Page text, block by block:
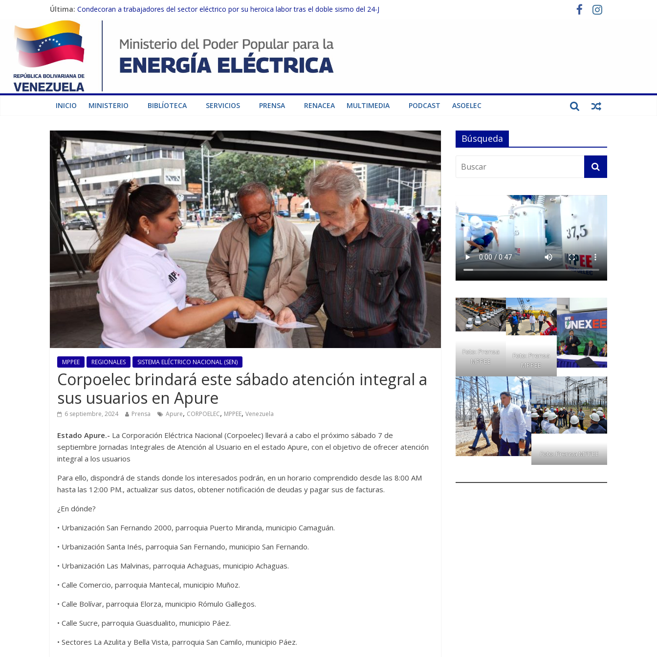
Última: Condecoran a trabajadores del sector eléctrico por su heroica labor tras el doble sismo del 24-J
Gobierno Nacional coordina acciones con el sector privado para fortalecer el SEN ante el «Súper Niño»
Inspeccionan trabajos de rehabilitación en instalaciones del SEN en Carabobo
Gobierno Nacional activa plan preventivo para fortalecer el SEN ante el fenómeno de El Niño
Termocarabobo recupera el 50% de su capacidad de generación para fortalecer el SEN
INICIO MINISTERIO BIBLÍOTECA SERVICIOS PRENSA RENACEA MULTIMEDIA PODCAST ASOELEC
MPPEE REGIONALES SISTEMA ELÉCTRICO NACIONAL (SEN)
Corpoelec brindará este sábado atención integral a
sus usuarios en Apure
6 septiembre, 2024 Prensa Apure, CORPOELEC, MPPEE, Venezuela
Estado Apure.- La Corporación Eléctrica Nacional (Corpoelec) llevará a cabo el próximo sábado 7 de
septiembre Jornadas Integrales de Atención al Usuario en el estado Apure, con el objetivo de ofrecer atención
integral a los usuarios
Para ello, dispondrá de stands donde los interesados podrán, en un horario comprendido desde las 8:00 AM
hasta las 12:00 PM., actualizar sus datos, obtener notificación de deudas y pagar sus de facturas.
¿En dónde?
• Urbanización San Fernando 2000, parroquia Puerto Miranda, municipio Camaguán.
• Urbanización Santa Inés, parroquia San Fernando, municipio San Fernando.
• Urbanización Las Malvinas, parroquia Achaguas, municipio Achaguas.
• Calle Comercio, parroquia Mantecal, municipio Muñoz.
• Calle Bolívar, parroquia Elorza, municipio Rómulo Gallegos.
• Calle Sucre, parroquia Guasdualito, municipio Páez.
• Sectores La Azulita y Bella Vista, parroquia San Camilo, municipio Páez.
Búsqueda
Foto: Prensa
MPPEE
Foto: Prensa
MPPEE
Foto: Prensa MPPEE